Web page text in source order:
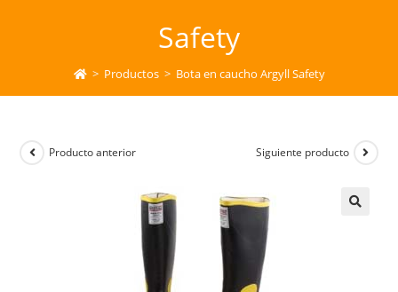
Safety
> Productos > Bota en caucho Argyll Safety
Producto anterior Siguiente producto